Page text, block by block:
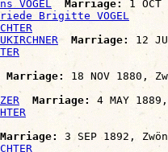
VOGEL Marriage:
1
Brigitte VOGEL
Marriage:
12
Marriage: 18 NOV 1880,
Marriage:
4 MAY
Marriage:
3 SEP 1892,